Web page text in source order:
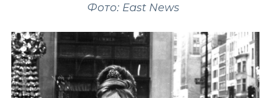
Фото: East News